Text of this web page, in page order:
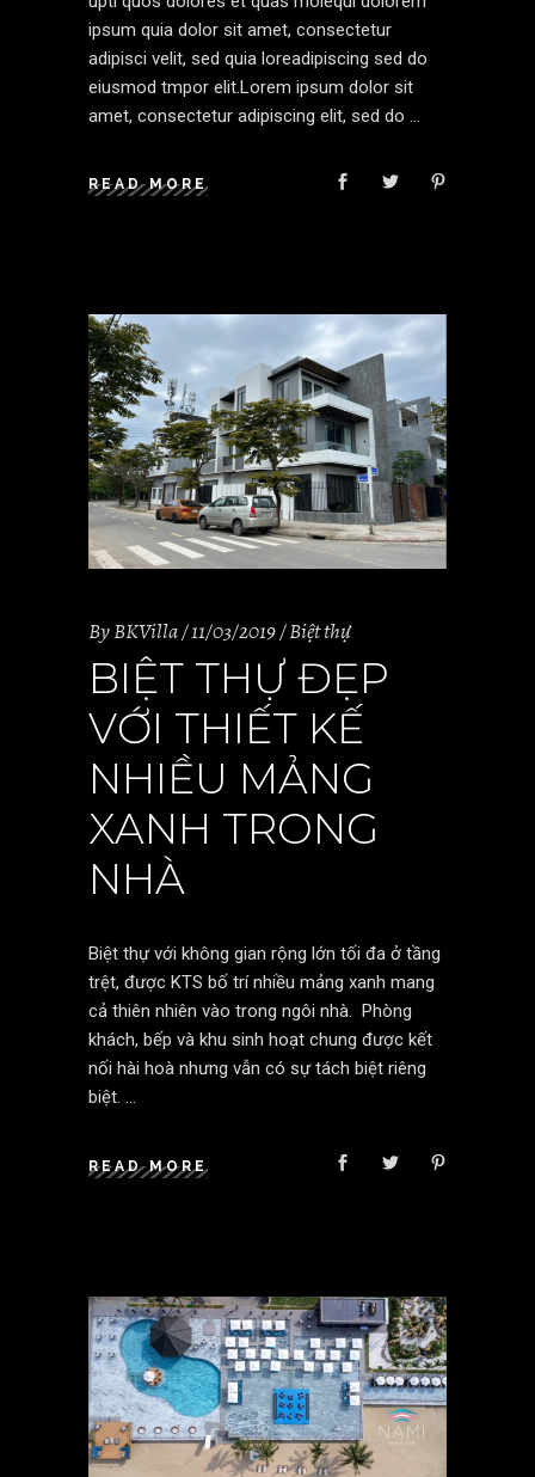
ipsum quia dolor sit amet, consectetur
adipisci velit, sed quia loreadipiscing sed do
eiusmod tmpor elit.Lorem ipsum dolor sit
amet, consectetur adipiscing elit, sed do
READ MORE
ByBKVilla 11/03/2019 Biệt thự
BIỆT THỰ ĐẸP
VỚI THIẾT KẾ
NHIỀU MẢNG
XANH TRONG
NHÀ
Biệt thự với không gian rộng lớn tối đa ở tầng
trệt, được KTS bố trí nhiều mảng xanh mang
cả thiên nhiên vào trong ngôi nhà. Phòng
khách, bếp và khu sinh hoạt chung được kết
nối hài hoà nhưng vẫn có sự tách biệt riêng
biệt.
READ MORE